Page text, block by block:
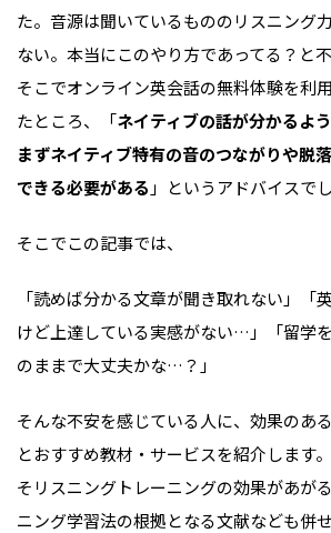
た。音源は聞いているもののリスニング
ない。本当にこのやり方であってる？と
そこでオンライン英会話の無料体験を利
たところ、「ネイティブの話が分かるよ
まずネイティブ特有の音のつながりや脱
できる必要がある 」というアドバイスでし
そこでこの記事では、
「読めば分かる文章が聞き取れない」「
けど上達している実感がない…」「留学
のままで大丈夫かな…？」
そんな不安を感じている人に、効果のあ
とおすすめ教材・サービスを紹介します
そリスニングトレーニングの効果があが
ニング学習法の根拠となる文献なども併